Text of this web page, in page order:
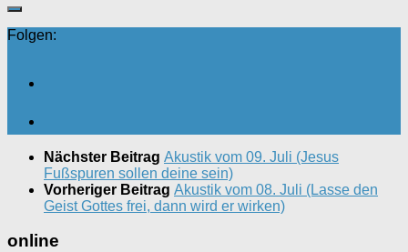
Folgen:
Nächster Beitrag Akustik vom 09. Juli (Jesus
Fußspuren sollen deine sein)
Vorheriger Beitrag Akustik vom 08. Juli (Lasse den
Geist Gottes frei, dann wird er wirken)
online